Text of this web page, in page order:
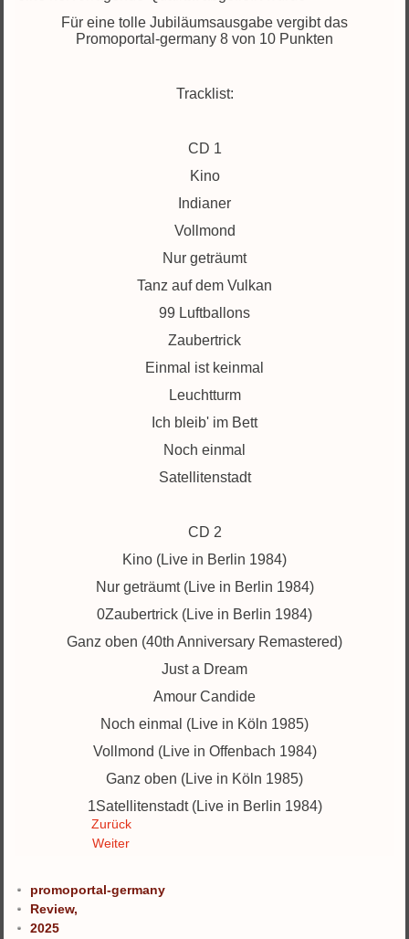
Für eine tolle Jubiläumsausgabe vergibt das
Promoportal-germany 8 von 10 Punkten
Tracklist:
CD 1
Kino
Indianer
Vollmond
Nur geträumt
Tanz auf dem Vulkan
99 Luftballons
Zaubertrick
Einmal ist keinmal
Leuchtturm
Ich bleib' im Bett
Noch einmal
Satellitenstadt
CD 2
Kino (Live in Berlin 1984)
Nur geträumt (Live in Berlin 1984)
0Zaubertrick (Live in Berlin 1984)
Ganz oben (40th Anniversary Remastered)
Just a Dream
Amour Candide
Noch einmal (Live in Köln 1985)
Vollmond (Live in Offenbach 1984)
Ganz oben (Live in Köln 1985)
1Satellitenstadt (Live in Berlin 1984)
Zurück
Weiter
promoportal-germany
Review,
2025